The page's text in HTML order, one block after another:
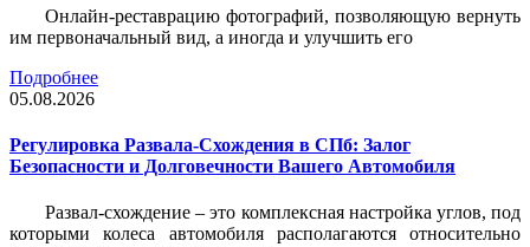
Онлайн-реставрацию фотографий, позволяющую вернуть
им первоначальный вид, а иногда и улучшить его
Подробнее
05.08.2026
Регулировка Развала-Схождения в СПб: Залог
Безопасности и Долговечности Вашего Автомобиля
Развал-схождение – это комплексная настройка углов, под
которыми колеса автомобиля располагаются относительно